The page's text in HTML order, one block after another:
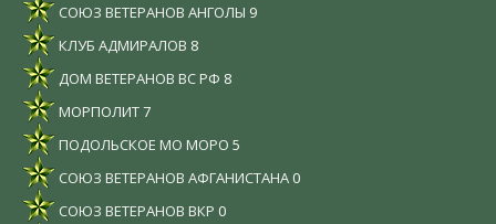
СОЮЗ ВЕТЕРАНОВ АНГОЛЫ 9
КЛУБ АДМИРАЛОВ 8
ДОМ ВЕТЕРАНОВ ВС РФ 8
МОРПОЛИТ7
ПОДОЛЬСКОЕ МО МОРО 5
СОЮЗ ВЕТЕРАНОВ АФГАНИСТАНА 0
СОЮЗ ВЕТЕРАНОВ ВКР 0